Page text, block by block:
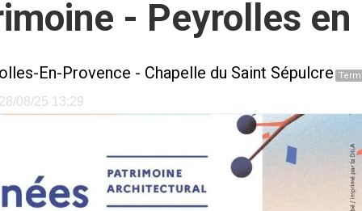
- Peyrolles en
En-Provence - Chapelle du Saint Sépulcre
08/25 13:29